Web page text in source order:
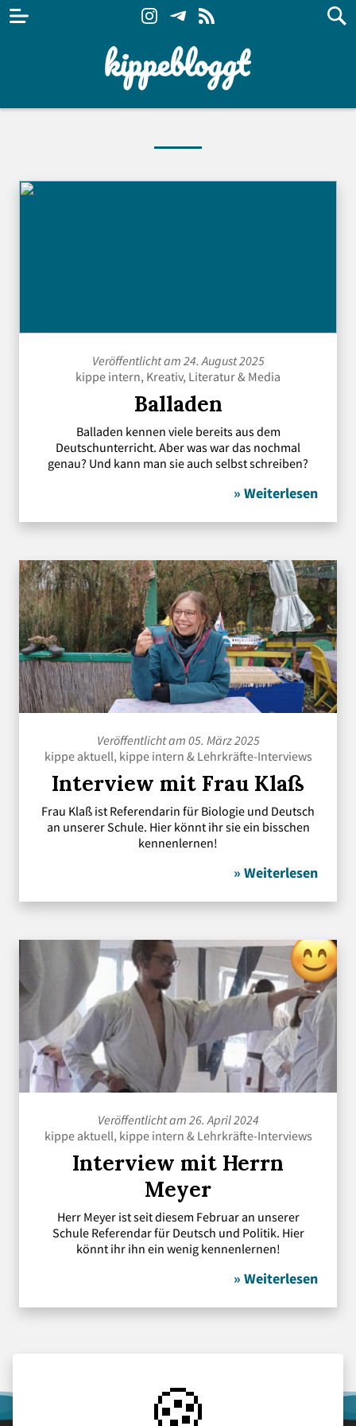
Veröffentlicht am 24. August 2025
kippe intern, Kreativ, Literatur& Media
Balladen
Balladen kennen viele bereits aus dem
Deutschunterricht. Aber was war das nochmal
genau? Und kann man sie auch selbst schreiben?
» Weiterlesen
Veröffentlicht am 05. März 2025
kippe aktuell, kippe intern & Lehrkräfte-Interviews
Interview mit Frau Klaß
Frau Klaß ist Referendarin für Biologie und Deutsch
an unserer Schule. Hier könnt ihr sie ein bisschen
kennenlernen!
» Weiterlesen
Veröffentlicht am 26. April 2024
kippe aktuell, kippe intern & Lehrkräfte-Interviews
Interview mit Herrn
Meyer
Herr Meyer ist seit diesem Februar an unserer
Schule Referendar für Deutsch und Politik. Hier
könnt ihr ihn ein wenig kennenlernen!
» Weiterlesen